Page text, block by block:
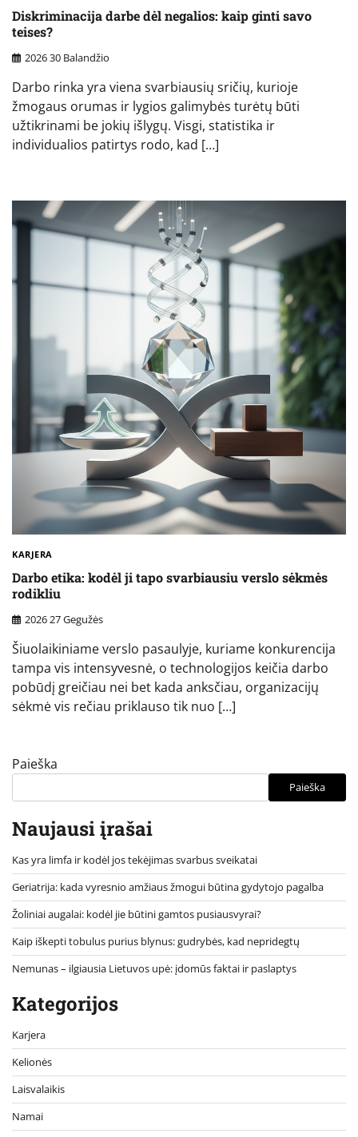
Diskriminacija darbe dėl negalios: kaip ginti savo
teises?
2026 30 Balandžio
Darbo rinka yra viena svarbiausių sričių, kurioje
žmogaus orumas ir lygios galimybės turėtų būti
užtikrinami be jokių išlygų. Visgi, statistika ir
individualios patirtys rodo, kad […]
KARJERA
Darbo etika: kodėl ji tapo svarbiausiu verslo sėkmės
rodikliu
2026 27 Gegužės
Šiuolaikiniame verslo pasaulyje, kuriame konkurencija
tampa vis intensyvesnė, o technologijos keičia darbo
pobūdį greičiau nei bet kada anksčiau, organizacijų
sėkmė vis rečiau priklauso tik nuo […]
Paieška
Paieška
Naujausi įrašai
Kas yra limfa ir kodėl jos tekėjimas svarbus sveikatai
Geriatrija: kada vyresnio amžiaus žmogui būtina gydytojo pagalba
Žoliniai augalai: kodėl jie būtini gamtos pusiausvyrai?
Kaip iškepti tobulus purius blynus: gudrybės, kad nepridegtų
Nemunas – ilgiausia Lietuvos upė: įdomūs faktai ir paslaptys
Kategorijos
Karjera
Kelionės
Laisvalaikis
Namai